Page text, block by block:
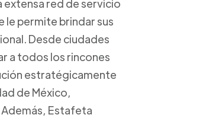
extensa red de servicio
le permite brindar sus
Desde ciudades
a todos los rincones
estratégicamente
de México,
Además, Estafeta